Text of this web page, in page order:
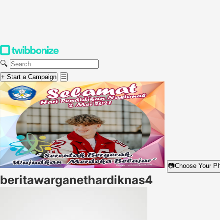
🔍
+ Start a Campaign ☰
📷Choose Your
beritawarganethardiknas4